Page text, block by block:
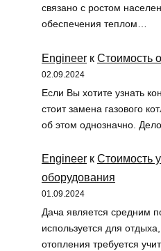
связано с ростом
обеспечения теплом…
Engineer к Стоимость
02.09.2024
Если Вы хотите узнать
стоит замена газового
об этом однозначно.
Engineer к Стоимость
оборудования
01.09.2024
Дача является средним
используется для
отопления требуется